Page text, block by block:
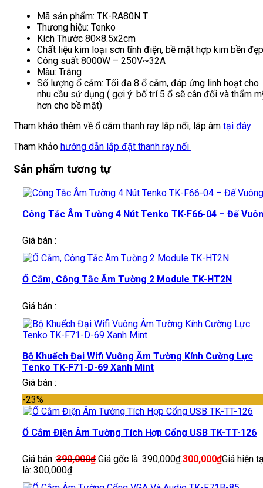
Mã sản phẩm: TK-RA80N T
Thương hiệu: Tenko
Kích Thước 80×8.5x2cm
Chất liệu kim loại sơn tĩnh điện, bề mặt hợp kim bền
Công suất 8000W – 250V~32A
Màu: Trắng
Số lượng ổ cắm: Tối đa 8 ổ cắm, đáp ứng linh hoạt cho
nhu cầu sử dụng ( gợi ý: bố trí 5 ổ sẽ cân đối và thẩm
hơn cho bề mặt)
Tham khảo thêm về ổ cắm thanh ray lắp nổi, lắp âm tại đây
Tham khảo hướng dẫn lắp đặt thanh ray nổi
Sản phẩm tương tự
Công Tắc Âm Tường 4 Nút Tenko TK-F66-04 – Đế
Giá bán :
Ổ Cắm, Công Tắc Âm Tường 2 Module TK-HT2N
Giá bán :
Bộ Khuếch Đại Wifi Vuông Âm Tường Kính Cường Lực
Tenko TK-F71-D-69 Xanh Mint
Giá bán :
-23%
Ổ Cắm Điện Âm Tường Tích Hợp Cổng USB TK-TT-126
Giá bán :390,000₫ Giá gốc là: 390,000₫.300,000₫Giá hiện
là: 300,000₫.